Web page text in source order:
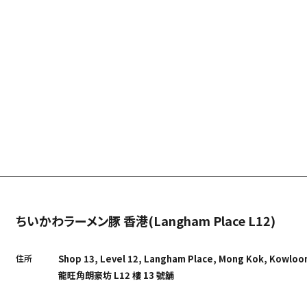
ちいかわラーメン豚 香港(Langham Place L12)
住所
Shop 13, Level 12, Langham Place, Mong Kok,
龍旺角朗豪坊 L12 樓 13 號舖